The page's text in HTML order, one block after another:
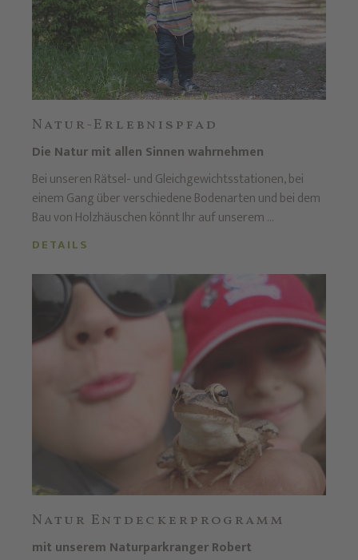
Natur-Erlebnispfad
Die Natur mit allen Sinnen wahrnehmen
Bei unseren Rätsel- und Gleichgewichtsstationen, bei
einem Gang über verschiedene Bodenarten und bei dem
Bau von Holzhäuschen könnt Ihr auf unserem ...
DETAILS
Natur Entdeckerprogramm
mit unserem Naturparkranger Robert